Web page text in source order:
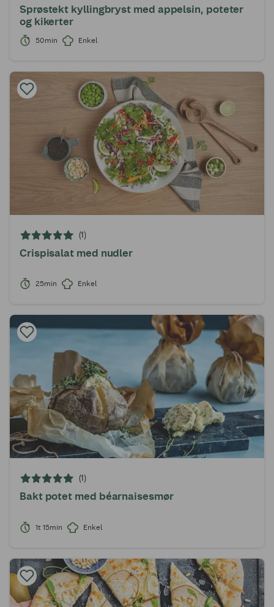
Sprøstekt kyllingbryst med appelsin, poteter
og kikerter
50min Enkel
(1)
Crispisalat med nudler
25min Enkel
(1)
Bakt potet med béarnaisesmør
1t 15min Enkel